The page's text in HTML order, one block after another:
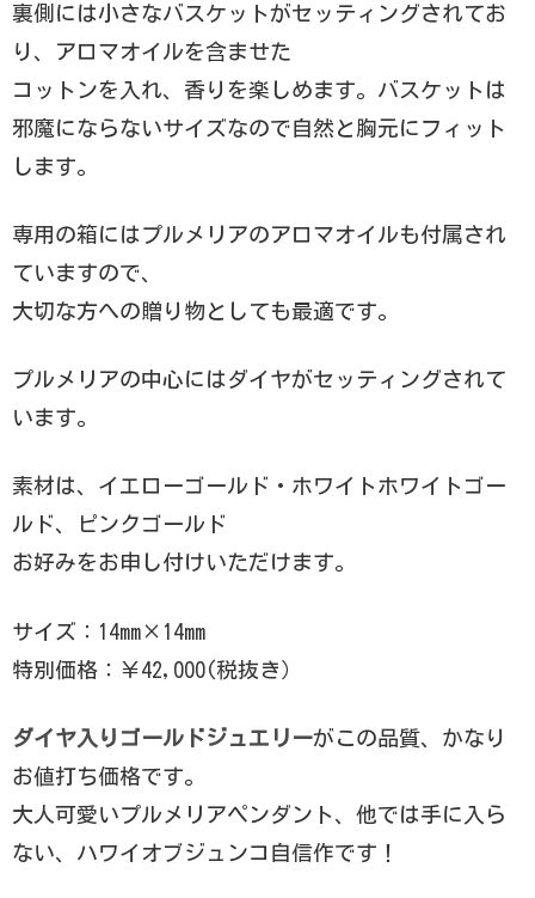
裏側には小さなバスケットがセッティングされてお
り、アロマオイルを含ませた
コットンを入れ、香りを楽しめます。バスケットは
邪魔にならないサイズなので自然と胸元にフィット
します。
専用の箱にはプルメリアのアロマオイルも付属され
ていますので、
大切な方への贈り物としても最適です。
プルメリアの中心にはダイヤがセッティングされて
います。
素材は、イエローゴールド・ホワイトホワイトゴー
ルド、ピンクゴールド
お好みをお申し付けいただけます。
サイズ：14mm×14mm
特別価格：￥42,000(税抜き）
ダイヤ入りゴールドジュエリーがこの品質、かなり
お値打ち価格です。
大人可愛いプルメリアペンダント、他では手に入ら
ない、ハワイオブジュンコ自信作です！